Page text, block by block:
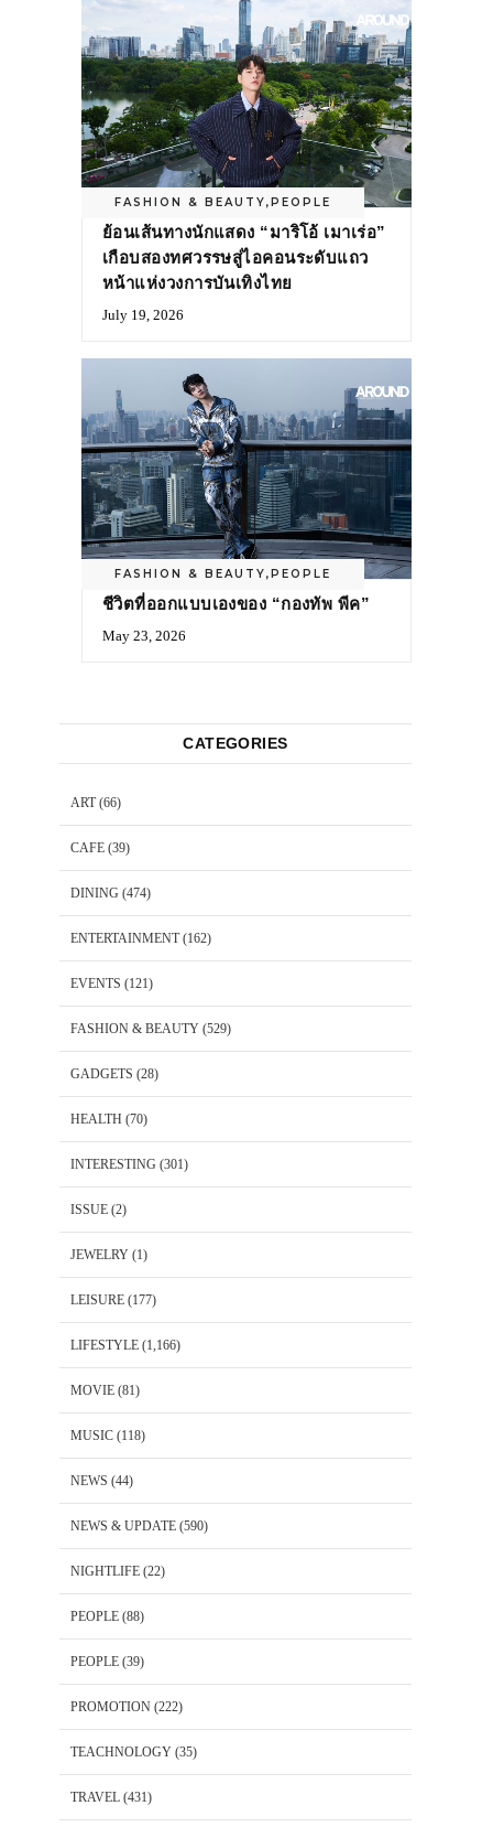
FASHION & BEAUTY,PEOPLE
ย้อนเส้นทางนักแสดง “มาริโอ้ เมาเร่อ”
เกือบสองทศวรรษสู่ไอคอนระดับแถว
หน้าแห่งวงการบันเทิงไทย
July 19, 2026
FASHION & BEAUTY, PEOPLE
ชีวิตที่ออกแบบเองของ “กองทัพ พีค”
May 23, 2026
CATEGORIES
ART(66)
CAFE (39)
DINING (474)
ENTERTAINMENT(162)
EVENTS (121)
FASHION & BEAUTY (529)
GADGETS (28)
HEALTH (70)
INTERESTING (301)
ISSUE (2)
JEWELRY (1)
LEISURE (177)
LIFESTYLE (1,166)
MOVIE (81)
MUSIC (118)
NEWS (44)
NEWS & UPDATE (590)
NIGHTLIFE (22)
PEOPLE (88)
PEOPLE (39)
PROMOTION (222)
TEACHNOLOGY (35)
TRAVEL (431)